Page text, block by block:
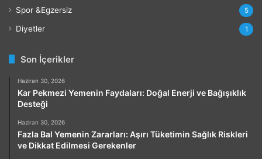
Spor &Egzersiz 5
Diyetler 1
Son İçerikler
Haziran 30, 2026
Kar Pekmezi Yemenin Faydaları: Doğal Enerji ve Bağışıklık
Desteği
Haziran 30, 2026
Fazla Bal Yemenin Zararları: Aşırı Tüketimin Sağlık Riskleri
ve Dikkat Edilmesi Gerekenler